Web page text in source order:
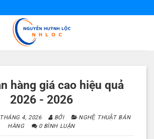
hàng giá cao hiệu quả
2026 - 2026
4, 2026 BỞI
NGHỆ THUẬT BÁN
HÀNG
0 BÌNH LUẬN